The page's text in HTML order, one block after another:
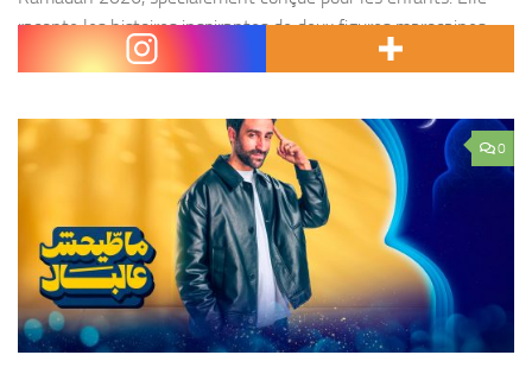
raconte les histoires inspirantes de deux figures marocaines
emblématiques...
0